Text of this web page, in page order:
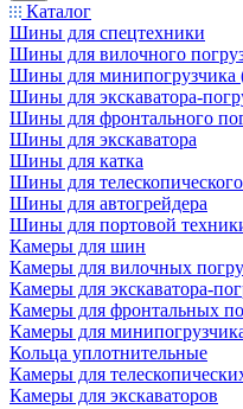
Каталог
Шины для спецтехники
Шины для вилочного
Шины для минипогрузчика
Шины для экскаватора-
Шины для фронтального
Шины для экскаватора
Шины для катка
Шины для
Шины для автогрейдера
Шины для портовой
Камеры для шин
Камеры для вилочных
Камеры для экскаватора-
Камеры для фронтальных
Камеры для
Кольца уплотнительные
Камеры для
Камеры для экскаваторов